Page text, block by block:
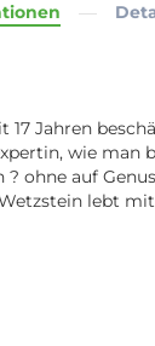
Jahren
wie
ohne auf
lebt